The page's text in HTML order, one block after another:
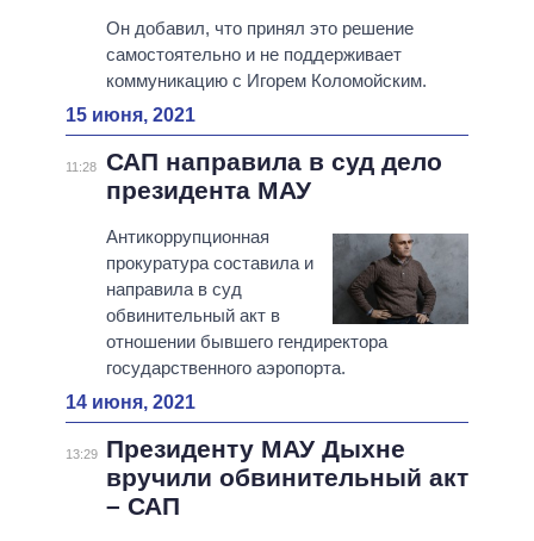
Он добавил, что принял это решение
самостоятельно и не поддерживает
коммуникацию с Игорем Коломойским.
15 июня, 2021
11:28
САП направила в суд дело
президента МАУ
Антикоррупционная
прокуратура составила и
направила в суд
обвинительный акт в
отношении бывшего гендиректора
государственного аэропорта.
14 июня, 2021
13:29
Президенту МАУ Дыхне
вручили обвинительный акт
– САП